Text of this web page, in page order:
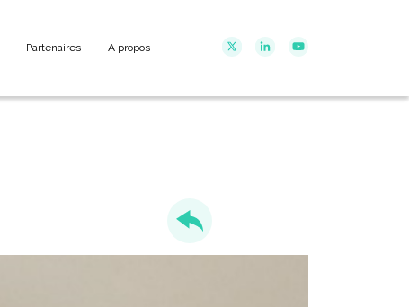
Partenaires A propos